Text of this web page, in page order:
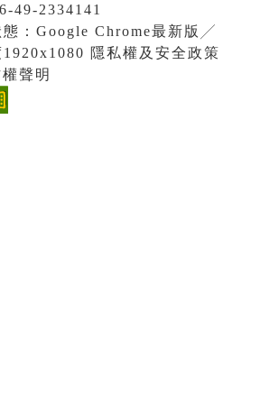
49-2334141
態：Google Chrome最新版╱
隱私權及安全政策
聲明